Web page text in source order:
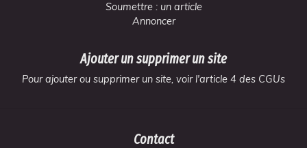
Soumettre : un article
Annoncer
Ajouter un supprimer un site
Pour ajouter ou supprimer un site, voir l'article 4 des CGUs
Contact